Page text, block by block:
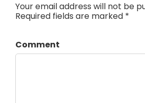
Your email address will not be
Required fields are marked *
Comment